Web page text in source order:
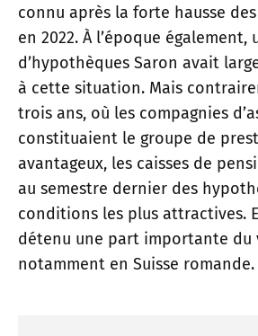
connu après la forte hausse
en 2022. À l’époque également,
d’hypothèques Saron avait
à cette situation. Mais
trois ans, où les compagnies
constituaient le groupe de
avantageux, les caisses de
au semestre dernier des
conditions les plus attractives.
détenu une part importante du
notamment en Suisse romande.